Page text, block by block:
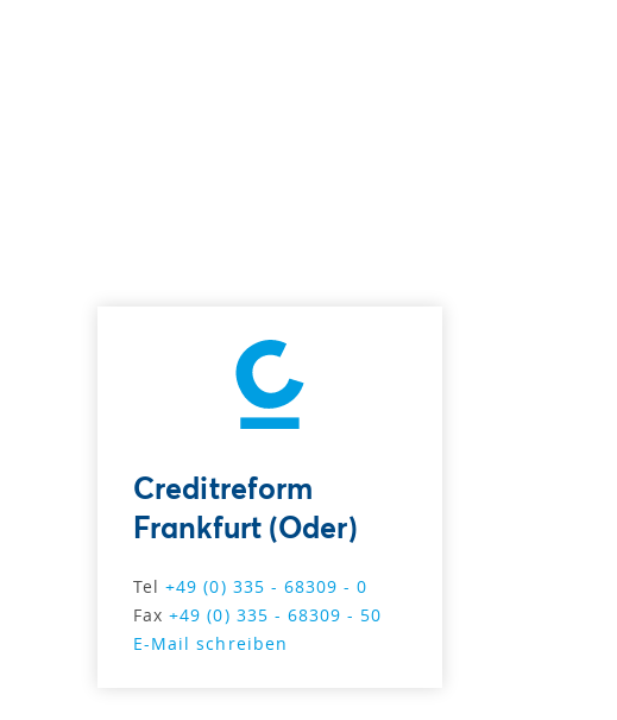
Creditreform
Frankfurt (Oder)
Tel+49 (0) 335 - 68309 - 0
Fax+49 (0) 335 - 68309 - 50
E-Mail schreiben